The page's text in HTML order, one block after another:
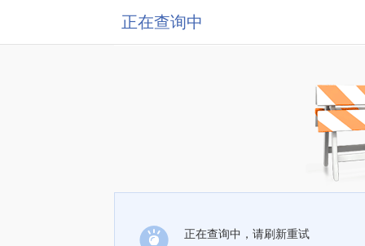
正在查询中
正在查询中，请刷新重试